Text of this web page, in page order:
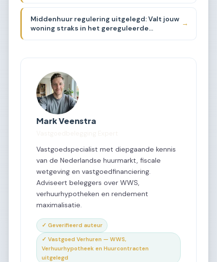
Middenhuur regulering uitgelegd: Valt jouw
woning straks in het gereguleerde
→
Mark Veenstra
Vastgoedspecialist met diepgaande kennis
van de Nederlandse huurmarkt, fiscale
wetgeving en vastgoedfinanciering.
Adviseert beleggers over WWS,
verhuurhypotheken en rendement
maximalisatie.
✓ Geverifieerd auteur
✓ Vastgoed Verhuren — WWS,
Verhuurhypotheek en Huurcontracten
uitgelegd